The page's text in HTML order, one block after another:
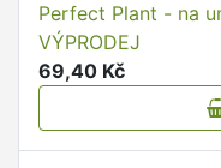
Perfect Plant - na
VÝPRODEJ
69,40 Kč